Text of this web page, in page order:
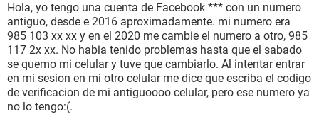
Hola, yo tengo una cuenta de Facebook *** con un numero
antiguo, desde e 2016 aproximadamente. mi numero era
985 103 xx xx y en el 2020 me cambie el numero a otro, 985
117 2x xx. No habia tenido problemas hasta que el sabado
se quemo mi celular y tuve que cambiarlo. Al intentar entrar
en mi sesion en mi otro celular me dice que escriba el codigo
de verificacion de mi antiguoooo celular, pero ese numero ya
no lo tengo:(.